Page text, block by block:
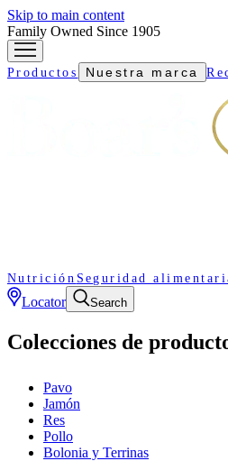
Skip to main content
Family Owned Since 1905
Productos Nuestra marca
Nutrición Seguridad
Locator Search
Colecciones de
Pavo
Jamón
Res
Pollo
Bolonia y Terrinas